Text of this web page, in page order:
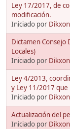
Ley 17/2017, de
modificación.
Iniciado por Dikxon
Dictamen Consejo
Locales)
Iniciado por Dikxon
Ley 4/2013,
y Ley 11/2017 que
Iniciado por Dikxon
Actualización del
Iniciado por Dikxon